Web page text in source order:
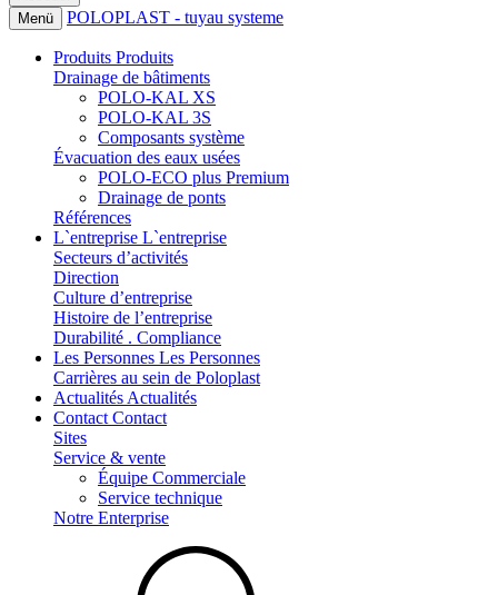
Menü POLOPLAST - tuyau systeme
Produits Produits
Drainage de bâtiments
POLO-KAL XS
POLO-KAL 3S
Composants système
Évacuation des eaux usées
POLO-ECO plus Premium
Drainage de ponts
Références
L`entreprise L`entreprise
Secteurs d’activités
Direction
Culture d’entreprise
Histoire de l’entreprise
Durabilité . Compliance
Les Personnes Les Personnes
Carrières au sein de Poloplast
Actualités Actualités
Contact Contact
Sites
Service & vente
Équipe Commerciale
Service technique
Notre Enterprise